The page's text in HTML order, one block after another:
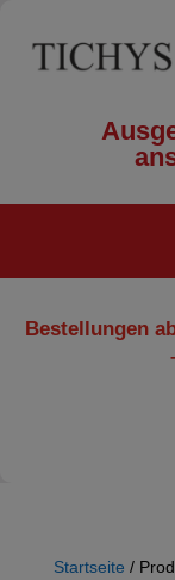
Bestellungen
Startseite /